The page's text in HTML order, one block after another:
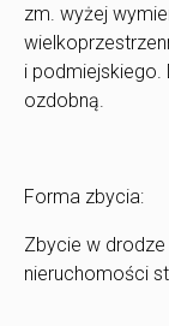
zm. wyżej
i podmiejskiego.
ozdobną.
Forma zbycia:
Zbycie w drodze
nieruchomości